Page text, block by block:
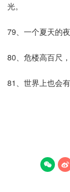
光。
79、一个夏天的
80、危楼高百尺
81、世界上也会
 